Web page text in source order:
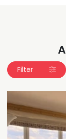
Filter